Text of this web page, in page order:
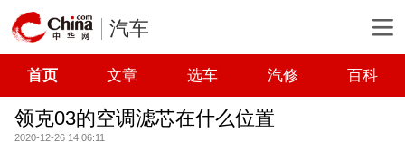
汽车
首页 文章 选车 汽修 百科
领克03的空调滤芯在什么位置
2020-12-26 14:06:11